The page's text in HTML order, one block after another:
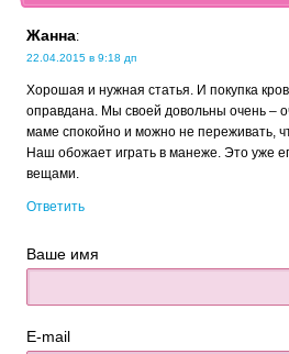
Жанна:
22.04.2015 в 9:18 дп
Хорошая и нужная статья. И покупка
оправдана. Мы своей довольны очень –
маме спокойно и можно не переживать,
Наш обожает играть в манеже. Это уже
вещами.
Ответить
Ваше имя
E-mail